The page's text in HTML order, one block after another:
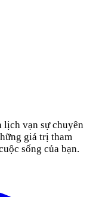
lịch vạn sự chuyên
giá trị tham
sống của bạn.